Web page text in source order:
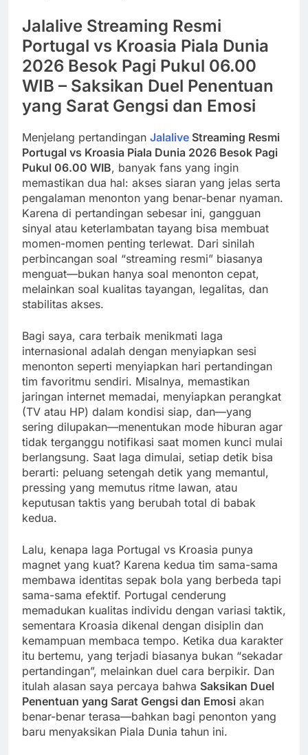
Jalalive Streaming Resmi
Portugal vs Kroasia Piala Dunia
2026 Besok Pagi Pukul 06.00
WIB – Saksikan Duel Penentuan
yang Sarat Gengsi dan Emosi
Menjelang pertandingan Jalalive Streaming Resmi
Portugal vs Kroasia Piala Dunia 2026 Besok Pagi
Pukul 06.00 WIB, banyak fans yang ingin
memastikan dua hal: akses siaran yang jelas serta
pengalaman menonton yang benar-benar nyaman.
Karena di pertandingan sebesar ini, gangguan
sinyal atau keterlambatan tayang bisa membuat
momen-momen penting terlewat. Dari sinilah
perbincangan soal “streaming resmi” biasanya
menguat—bukan hanya soal menonton cepat,
melainkan soal kualitas tayangan, legalitas, dan
stabilitas akses.
Bagi saya, cara terbaik menikmati laga
internasional adalah dengan menyiapkan sesi
menonton seperti menyiapkan hari pertandingan
tim favoritmu sendiri. Misalnya, memastikan
jaringan internet memadai, menyiapkan perangkat
(TV atau HP) dalam kondisi siap, dan—yang
sering dilupakan—menentukan mode hiburan agar
tidak terganggu notifikasi saat momen kunci mulai
berlangsung. Saat laga dimulai, setiap detik bisa
berarti: peluang setengah detik yang memantul,
pressing yang memutus ritme lawan, atau
keputusan taktis yang berubah total di babak
kedua.
Lalu, kenapa laga Portugal vs Kroasia punya
magnet yang kuat? Karena kedua tim sama-sama
membawa identitas sepak bola yang berbeda tapi
sama-sama efektif. Portugal cenderung
memadukan kualitas individu dengan variasi taktik,
sementara Kroasia dikenal dengan disiplin dan
kemampuan membaca tempo. Ketika dua karakter
itu bertemu, yang terjadi biasanya bukan “sekadar
pertandingan”, melainkan duel cara berpikir. Dan
itulah alasan saya percaya bahwa Saksikan Duel
Penentuan yang Sarat Gengsi dan Emosi akan
benar-benar terasa—bahkan bagi penonton yang
baru menyaksikan Piala Dunia tahun ini.